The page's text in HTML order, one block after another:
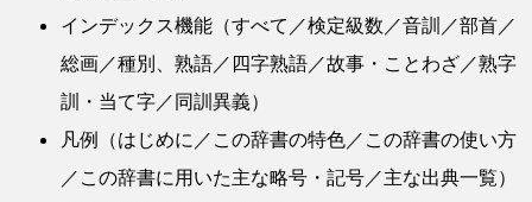
インデックス機能（すべて／検定級数／音訓／部首／
総画／種別、熟語／四字熟語／故事・ことわざ／熟字
訓・当て字／同訓異義）
凡例（はじめに／この辞書の特色／この辞書の使い方
／この辞書に用いた主な略号・記号／主な出典一覧）